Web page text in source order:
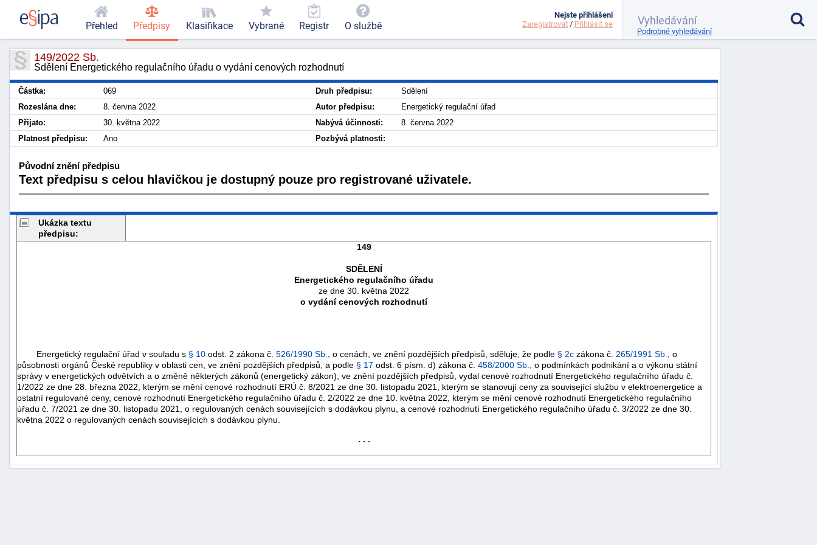
149/2022 Sb.
Sdělení Energetického regulačního úřadu o vydání cenových rozhodnutí
Částka: 069 Druh předpisu:
Sdělení
Rozeslána dne:
8. června 2022 Autor předpisu:
Energetický regulační úřad
Přijato:
30. května 2022 Nabývá účinnosti:
8. června 2022
Platnost předpisu:
Ano Pozbývá platnosti:
Původní znění předpisu
Text předpisu s celou hlavičkou je dostupný pouze pro registrované uživatele.
Ukázka textu
předpisu:
149
SDĚLENÍ
Energetického regulačního úřadu
ze dne 30. května 2022
o vydání cenových rozhodnutí
Energetický regulační úřad v souladu s § 10 odst. 2 zákona č. 526/1990 Sb. , o cenách, ve znění pozdějších předpisů, sděluje, že podle § 2c zákona č. 265/1991 Sb.
, o
působnosti orgánů České republiky v oblasti cen, ve znění pozdějších předpisů, a podle § 17 odst. 6 písm. d) zákona č. 458/2000 Sb.
, o podmínkách podnikání a o výkonu státní
správy v energetických odvětvích a o změně některých zákonů (energetický zákon), ve znění pozdějších předpisů, vydal cenové rozhodnutí Energetického regulačního úřadu č.
1/2022 ze dne 28. března 2022, kterým se mění cenové rozhodnutí ERÚ č. 8/2021 ze dne 30. listopadu 2021, kterým se stanovují ceny za související službu v elektroenergetice a
ostatní regulované ceny, cenové rozhodnutí Energetického regulačního úřadu č. 2/2022 ze dne 10. května 2022, kterým se mění cenové rozhodnutí Energetického regulačního
úřadu č. 7/2021 ze dne 30. listopadu 2021, o regulovaných cenách souvisejících s dodávkou plynu, a cenové rozhodnutí Energetického regulačního úřadu č. 3/2022 ze dne 30.
května 2022 o regulovaných cenách souvisejících s dodávkou plynu.
. . .
Přehled Předpisy Klasifikace Vybrané Registr O službě
Nejste přihlášeni
Zaregistrovat / Přihlásit se
Podrobné vyhledávání